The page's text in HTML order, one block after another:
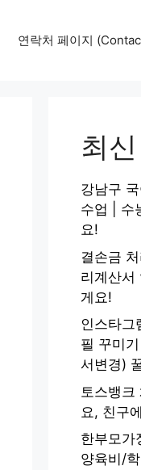
연락처 페이지
최
강남구
수업 | 수
요!
결손금
리계산서
게요!
인스타그
필 꾸미
서변경)
토스뱅
요, 친구
한부모가
양육비/